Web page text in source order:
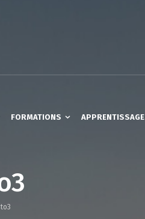
FORMATIONS APPRENTISSAGE